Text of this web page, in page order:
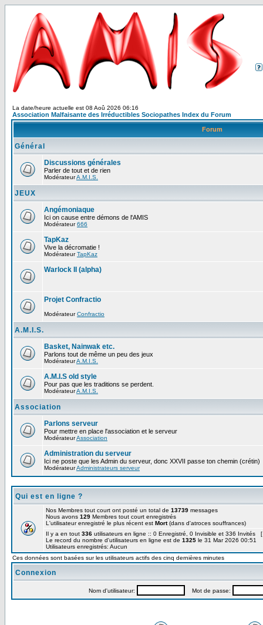
La date/heure actuelle est 08 Aoû 2026 06:16
Association Malfaisante des Irréductibles Sociopathes Index du Forum
Forum
Général
Discussions générales
Parler de tout et de rien
ModérateurA.M.I.S.
JEUX
Angémoniaque
Ici on cause entre démons de l'AMIS
Modérateur666
TapKaz
Vive la décromatie !
ModérateurTapKaz
Warlock II (alpha)
Projet Confractio
ModérateurConfractio
A.M.I.S.
Basket, Nainwak etc.
Parlons tout de même un peu des jeux
ModérateurA.M.I.S.
A.M.I.S old style
Pour pas que les traditions se perdent.
ModérateurA.M.I.S.
Association
Parlons serveur
Pour mettre en place l'association et le serveur
ModérateurAssociation
Administration du serveur
Ici ne poste que les Admin du serveur, donc XXVII passe ton chemin (crétin)
ModérateurAdministrateurs serveur
Qui est en ligne ?
Nos Membres tout court ont posté un total de 13739 messages
Nous avons 129 Membres tout court enregistrés
L'utilisateur enregistré le plus récent est Mort(dans d'atroces souffrances)
Il y a en tout 336 utilisateurs en ligne :: 0 Enregistré, 0 Invisible et 336 Invités [
Le record du nombre d'utilisateurs en ligne est de 1325 le 31 Mar 2026 00:51
Utilisateurs enregistrés: Aucun
Ces données sont basées sur les utilisateurs actifs des cinq dernières minutes
Connexion
Nom d'utilisateur: Mot de passe: